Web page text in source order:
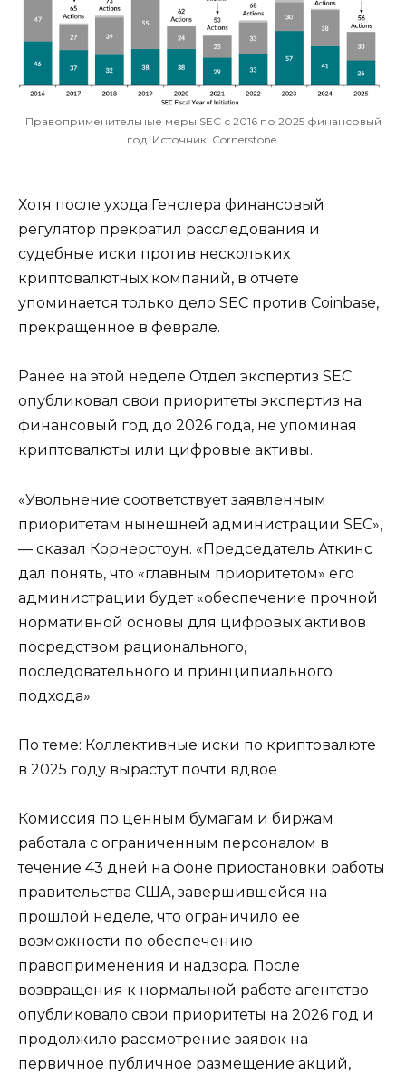
Правоприменительные меры SEC с 2016 по 2025 финансовый
год. Источник: Cornerstone.
Хотя после ухода Генслера финансовый
регулятор прекратил расследования и
судебные иски против нескольких
криптовалютных компаний, в отчете
упоминается только дело SEC против Coinbase,
прекращенное в феврале.
Ранее на этой неделе Отдел экспертиз SEC
опубликовал свои приоритеты экспертиз на
финансовый год до 2026 года, не упоминая
криптовалюты или цифровые активы.
«Увольнение соответствует заявленным
приоритетам нынешней администрации SEC»,
— сказал Корнерстоун. «Председатель Аткинс
дал понять, что «главным приоритетом» его
администрации будет «обеспечение прочной
нормативной основы для цифровых активов
посредством рационального,
последовательного и принципиального
подхода».
По теме: Коллективные иски по криптовалюте
в 2025 году вырастут почти вдвое
Комиссия по ценным бумагам и биржам
работала с ограниченным персоналом в
течение 43 дней на фоне приостановки работы
правительства США, завершившейся на
прошлой неделе, что ограничило ее
возможности по обеспечению
правоприменения и надзора. После
возвращения к нормальной работе агентство
опубликовало свои приоритеты на 2026 год и
продолжило рассмотрение заявок на
первичное публичное размещение акций,